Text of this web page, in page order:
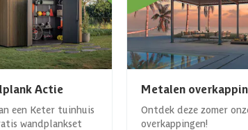
Actie
een Keter tuinhuis
wandplankset
Metalen
Ontdek deze zomer
overkappingen!